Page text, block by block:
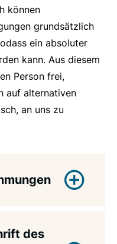
können
grundsätzlich
ein absoluter
kann. Aus diesem
Person frei,
auf alternativen
an uns zu
Christlichen
des